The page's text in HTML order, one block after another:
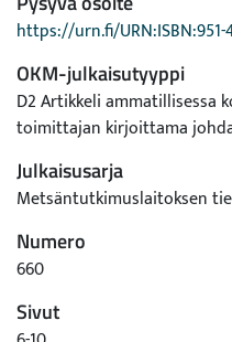
https://urn.fi/URN:ISBN:951-
OKM-julkaisutyyppi
D2 Artikkeli ammatillisessa
toimittajan kirjoittama
Julkaisusarja
Metsäntutkimuslaitoksen
Numero
660
Sivut